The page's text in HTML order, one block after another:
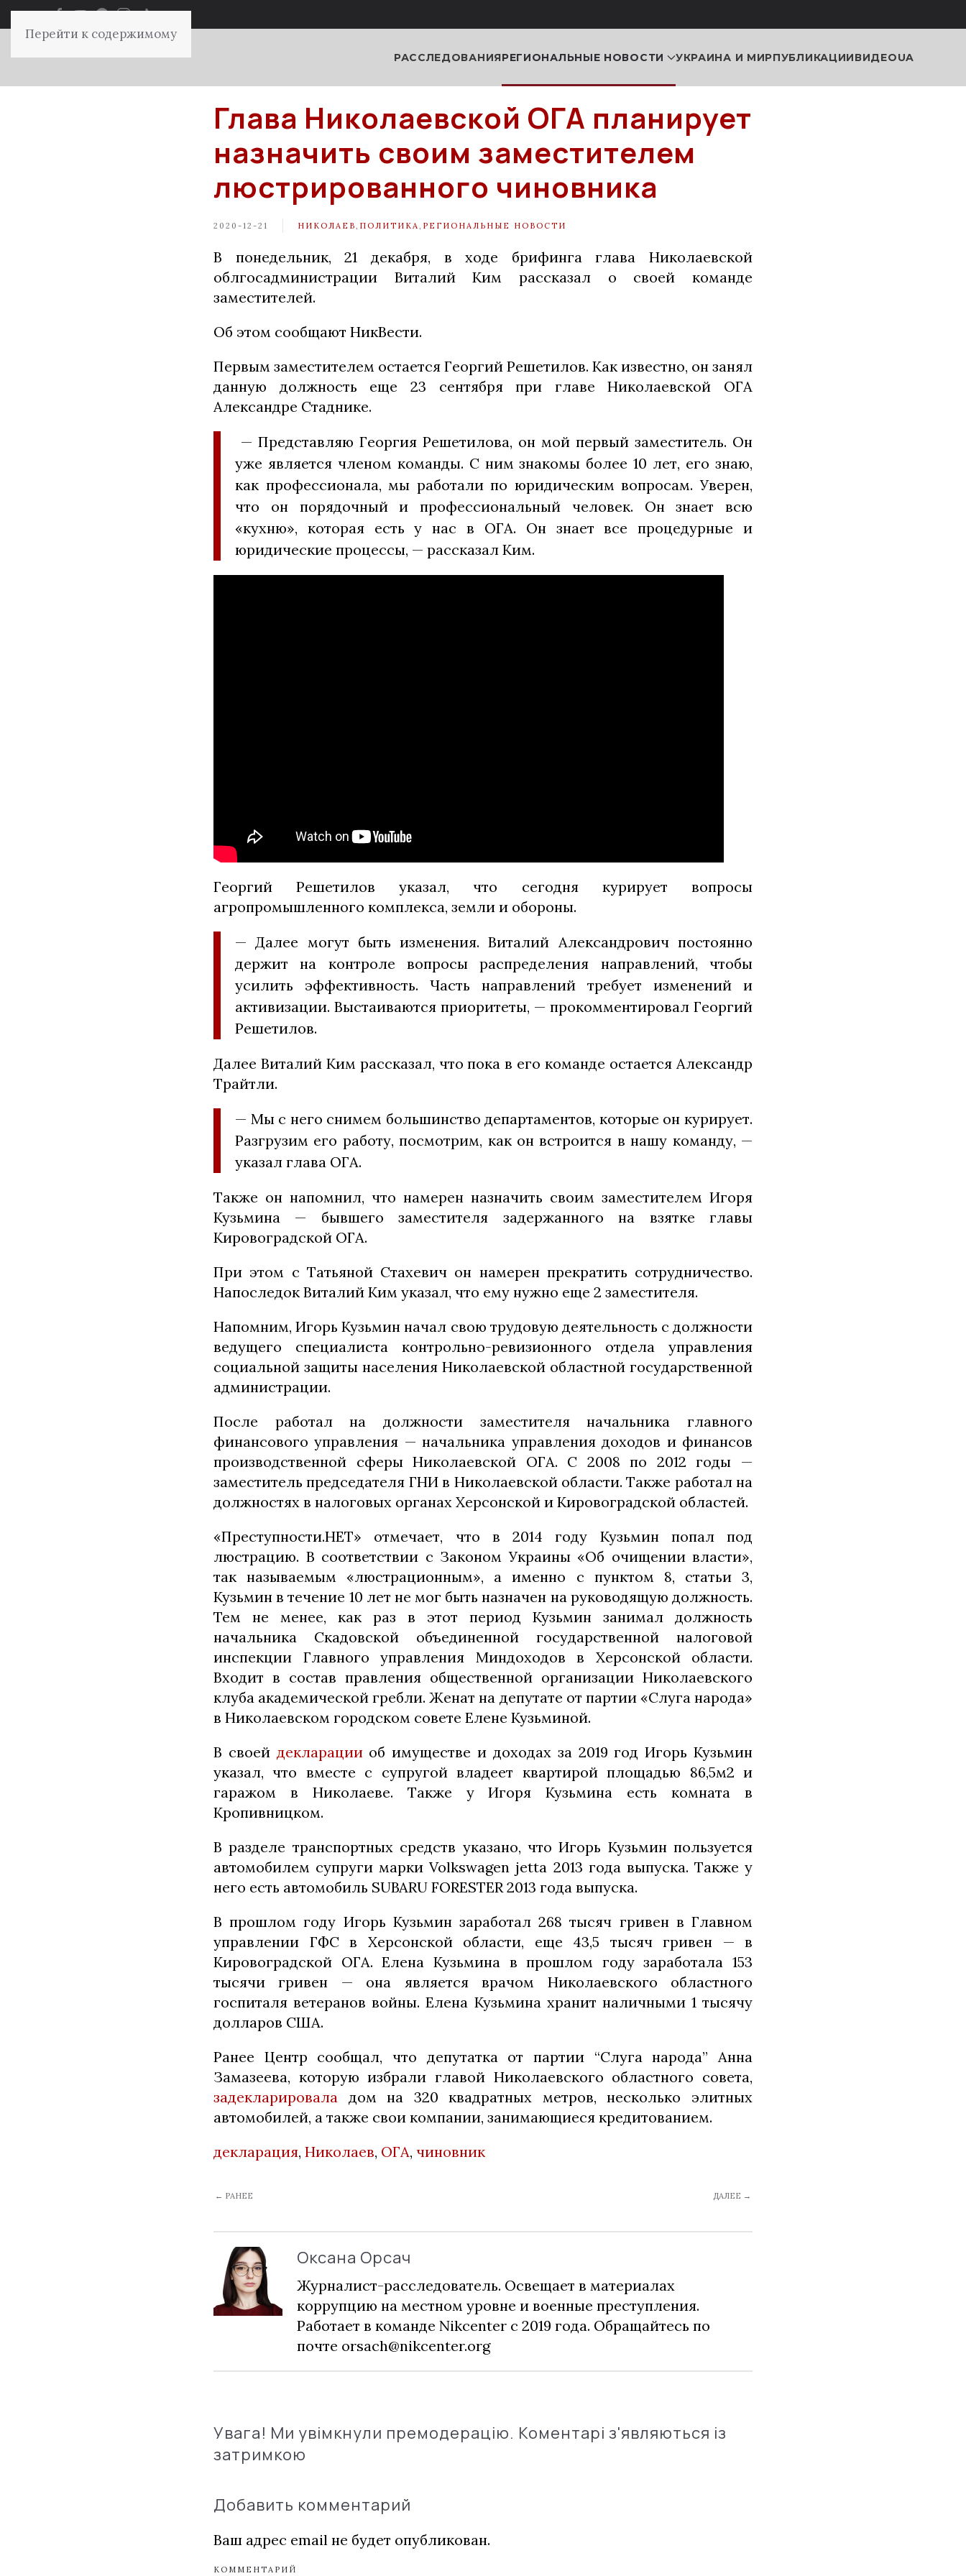
Перейти к содержимому
РАССЛЕДОВАНИЯРЕГИОНАЛЬНЫЕ НОВОСТИ УКРАИНА И МИРПУБЛИКАЦИИВИДЕОUA
Глава Николаевской ОГА планирует
назначить своим заместителем
люстрированного чиновника
2020-12-21 НИКОЛАЕВ ПОЛИТИКА РЕГИОНАЛЬНЫЕ НОВОСТИ
В понедельник, 21 декабря, в ходе брифинга глава Николаевской
облгосадминистрации Виталий Ким рассказал о своей команде
заместителей.
Об этом сообщают НикВести.
Первым заместителем остается Георгий Решетилов. Как известно, он занял
данную должность еще 23 сентября при главе Николаевской ОГА
Александре Стаднике.
— Представляю Георгия Решетилова, он мой первый заместитель. Он
уже является членом команды. С ним знакомы более 10 лет, его знаю,
как профессионала, мы работали по юридическим вопросам. Уверен,
что он порядочный и профессиональный человек. Он знает всю
«кухню», которая есть у нас в ОГА. Он знает все процедурные и
юридические процессы, — рассказал Ким.
Георгий Решетилов указал, что сегодня курирует вопросы
агропромышленного комплекса, земли и обороны.
— Далее могут быть изменения. Виталий Александрович постоянно
держит на контроле вопросы распределения направлений, чтобы
усилить эффективность. Часть направлений требует изменений и
активизации. Выстаиваются приоритеты, — прокомментировал Георгий
Решетилов.
Далее Виталий Ким рассказал, что пока в его команде остается Александр
Трайтли.
— Мы с него снимем большинство департаментов, которые он курирует.
Разгрузим его работу, посмотрим, как он встроится в нашу команду, —
указал глава ОГА.
Также он напомнил, что намерен назначить своим заместителем Игоря
Кузьмина — бывшего заместителя задержанного на взятке главы
Кировоградской ОГА.
При этом с Татьяной Стахевич он намерен прекратить сотрудничество.
Напоследок Виталий Ким указал, что ему нужно еще 2 заместителя.
Напомним, Игорь Кузьмин начал свою трудовую деятельность с должности
ведущего специалиста контрольно-ревизионного отдела управления
социальной защиты населения Николаевской областной государственной
администрации.
После работал на должности заместителя начальника главного
финансового управления — начальника управления доходов и финансов
производственной сферы Николаевской ОГА. С 2008 по 2012 годы —
заместитель председателя ГНИ в Николаевской области. Также работал на
должностях в налоговых органах Херсонской и Кировоградской областей.
«Преступности.НЕТ» отмечает, что в 2014 году Кузьмин попал под
люстрацию. В соответствии с Законом Украины «Об очищении власти»,
так называемым «люстрационным», а именно с пунктом 8, статьи 3,
Кузьмин в течение 10 лет не мог быть назначен на руководящую должность.
Тем не менее, как раз в этот период Кузьмин занимал должность
начальника Скадовской объединенной государственной налоговой
инспекции Главного управления Миндоходов в Херсонской области.
Входит в состав правления общественной организации Николаевского
клуба академической гребли. Женат на депутате от партии «Слуга народа»
в Николаевском городском совете Елене Кузьминой.
В своей декларацииоб имуществе и доходах за 2019 год Игорь Кузьмин
указал, что вместе с супругой владеет квартирой площадью 86,5м2 и
гаражом в Николаеве. Также у Игоря Кузьмина есть комната в
Кропивницком.
В разделе транспортных средств указано, что Игорь Кузьмин пользуется
автомобилем супруги марки Volkswagen jetta 2013 года выпуска. Также у
него есть автомобиль SUBARU FORESTER 2013 года выпуска.
В прошлом году Игорь Кузьмин заработал 268 тысяч гривен в Главном
управлении ГФС в Херсонской области, еще 43,5 тысяч гривен — в
Кировоградской ОГА. Елена Кузьмина в прошлом году заработала 153
тысячи гривен — она является врачом Николаевского областного
госпиталя ветеранов войны. Елена Кузьмина хранит наличными 1 тысячу
долларов США.
Ранее Центр сообщал, что депутатка от партии “Слуга народа” Анна
Замазеева, которую избрали главой Николаевского областного совета,
задекларировала дом на 320 квадратных метров, несколько элитных
автомобилей, а также свои компании, занимающиеся кредитованием.
декларация, Николаев, ОГА, чиновник
← РАНЕЕ ДАЛЕЕ →
Оксана Орсач
Журналист-расследователь. Освещает в материалах
коррупцию на местном уровне и военные преступления.
Работает в команде Nikcenter с 2019 года. Обращайтесь по
почте orsach@nikcenter.org
Увага! Ми увімкнули премодерацію. Коментарі з'являються із
затримкою
Добавить комментарий
Ваш адрес email не будет опубликован.
КОММЕНТАРИЙ